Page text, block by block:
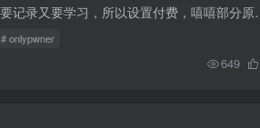
由于onlypwner官网明确不要分享wp，但是我又要
# onlypwner
649